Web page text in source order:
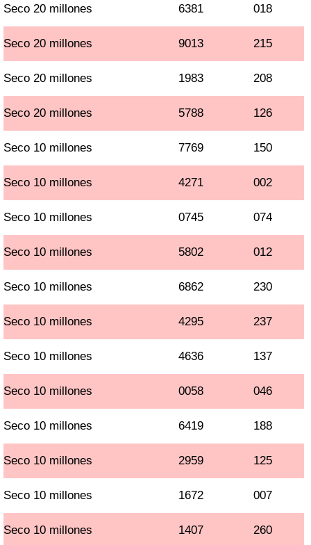
Seco 20 millones 6381 018
Seco 20 millones 9013 215
Seco 20 millones 1983 208
Seco 20 millones 5788 126
Seco 10 millones 7769 150
Seco 10 millones 4271 002
Seco 10 millones 0745 074
Seco 10 millones 5802 012
Seco 10 millones 6862 230
Seco 10 millones 4295 237
Seco 10 millones 4636 137
Seco 10 millones 0058 046
Seco 10 millones 6419 188
Seco 10 millones 2959 125
Seco 10 millones 1672 007
Seco 10 millones 1407 260